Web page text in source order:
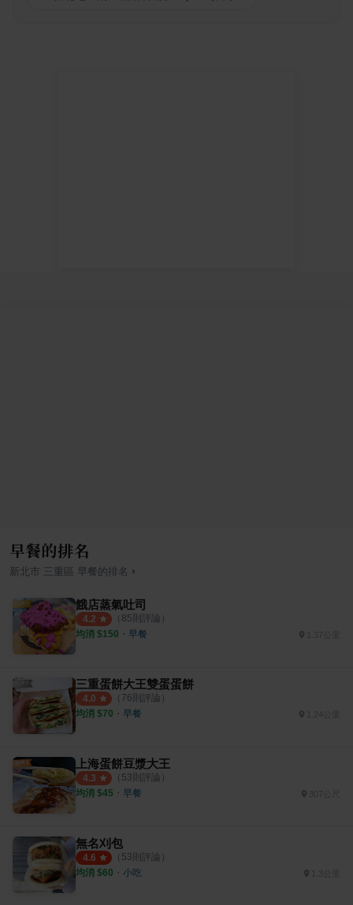
早餐的排名
新北市 三重區 早餐的排名 ›
餓店蒸氣吐司
4.2 （ 85則評論）
均消 $150 ・ 早餐
三重蛋餅大王雙蛋蛋餅
4.0 （ 76則評論）
均消 $70 ・ 早餐 1.24公里
上海蛋餅豆漿大王
4.3 （ 53則評論）
均消 $45 ・ 早餐
無名刈包
4.6 （ 53則評論）
均消 $60 ・ 小吃